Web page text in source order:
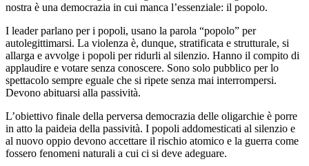
nostra è una democrazia in cui manca l’essenziale: il popolo.
I leader parlano per i popoli, usano la parola “popolo” per
autolegittimarsi. La violenza è, dunque, stratificata e strutturale, si
allarga e avvolge i popoli per ridurli al silenzio. Hanno il compito di
applaudire e votare senza conoscere. Sono solo pubblico per lo
spettacolo sempre eguale che si ripete senza mai interrompersi.
Devono abituarsi alla passività.
L’obiettivo finale della perversa democrazia delle oligarchie è porre
in atto la paideia della passività. I popoli addomesticati al silenzio e
al nuovo oppio devono accettare il rischio atomico e la guerra come
fossero fenomeni naturali a cui ci si deve adeguare.